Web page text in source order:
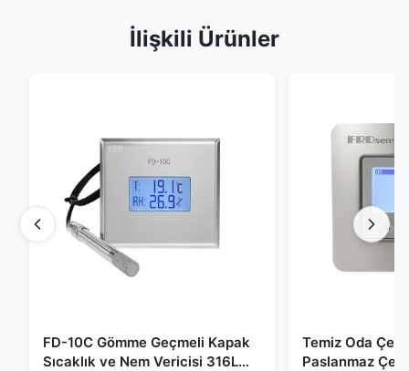
İlişkili Ürünler
FD-10C Gömme Geçmeli Kapak
Sıcaklık ve Nem Vericisi 316L
Temiz Oda
Paslanmaz